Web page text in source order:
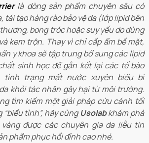
là dòng sản phẩm chuyên sâu có
tái tạo hàng rào bảo vệ da (lớp lipid bên
bong tróc hoặc suy yếu do dùng
kem trộn. Thay vì chỉ cấp ẩm bề mặt,
y khoa sẽ tập trung bổ sung các lipid
sinh học để gắn kết lại các tế bào
tình trạng mất nước xuyên biểu bì
khỏi tác nhân gây hại từ môi trường.
tìm kiếm một giải pháp cứu cánh tối
tình”, hãy cùngUsolabkhám phá
được các chuyên gia da liễu tin
phẩm phục hồi đỉnh cao nhé.